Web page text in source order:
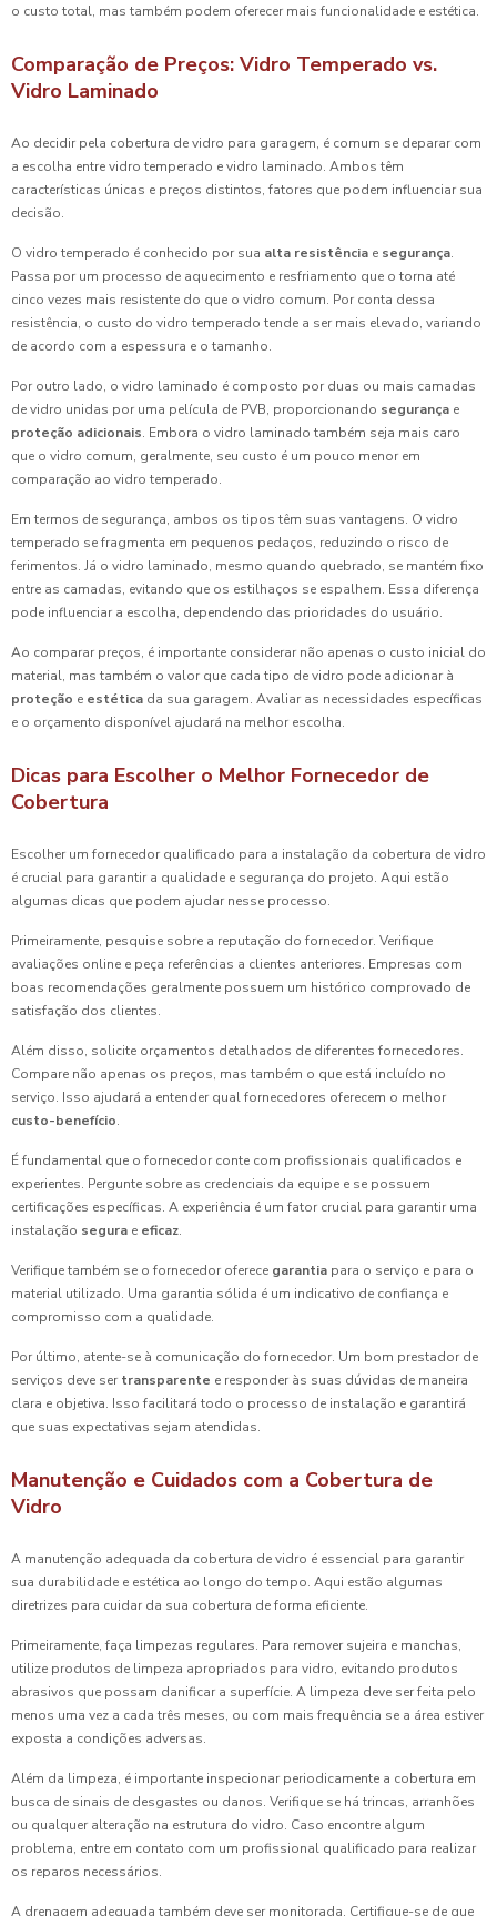
o custo total, mas também podem oferecer mais funcionalidade e estética.
Comparação de Preços: Vidro Temperado vs.
Vidro Laminado
Ao decidir pela cobertura de vidro para garagem, é comum se deparar com
a escolha entre vidro temperado e vidro laminado. Ambos têm
características únicas e preços distintos, fatores que podem influenciar sua
decisão.
O vidro temperado é conhecido por sua alta resistência e segurança.
Passa por um processo de aquecimento e resfriamento que o torna até
cinco vezes mais resistente do que o vidro comum. Por conta dessa
resistência, o custo do vidro temperado tende a ser mais elevado, variando
de acordo com a espessura e o tamanho.
Por outro lado, o vidro laminado é composto por duas ou mais camadas
de vidro unidas por uma película de PVB, proporcionando segurança e
proteção adicionais. Embora o vidro laminado também seja mais caro
que o vidro comum, geralmente, seu custo é um pouco menor em
comparação ao vidro temperado.
Em termos de segurança, ambos os tipos têm suas vantagens. O vidro
temperado se fragmenta em pequenos pedaços, reduzindo o risco de
ferimentos. Já o vidro laminado, mesmo quando quebrado, se mantém fixo
entre as camadas, evitando que os estilhaços se espalhem. Essa diferença
pode influenciar a escolha, dependendo das prioridades do usuário.
Ao comparar preços, é importante considerar não apenas o custo inicial do
material, mas também o valor que cada tipo de vidro pode adicionar à
proteção e estética da sua garagem. Avaliar as necessidades específicas
e o orçamento disponível ajudará na melhor escolha.
Dicas para Escolher o Melhor Fornecedor de
Cobertura
Escolher um fornecedor qualificado para a instalação da cobertura de vidro
é crucial para garantir a qualidade e segurança do projeto. Aqui estão
algumas dicas que podem ajudar nesse processo.
Primeiramente, pesquise sobre a reputação do fornecedor. Verifique
avaliações online e peça referências a clientes anteriores. Empresas com
boas recomendações geralmente possuem um histórico comprovado de
satisfação dos clientes.
Além disso, solicite orçamentos detalhados de diferentes fornecedores.
Compare não apenas os preços, mas também o que está incluído no
serviço. Isso ajudará a entender qual fornecedores oferecem o melhor
custo-benefício.
É fundamental que o fornecedor conte com profissionais qualificados e
experientes. Pergunte sobre as credenciais da equipe e se possuem
certificações específicas. A experiência é um fator crucial para garantir uma
instalação segura e eficaz.
Verifique também se o fornecedor oferece garantia para o serviço e para o
material utilizado. Uma garantia sólida é um indicativo de confiança e
compromisso com a qualidade.
Por último, atente-se à comunicação do fornecedor. Um bom prestador de
serviços deve ser transparente e responder às suas dúvidas de maneira
clara e objetiva. Isso facilitará todo o processo de instalação e garantirá
que suas expectativas sejam atendidas.
Manutenção e Cuidados com a Cobertura de
Vidro
A manutenção adequada da cobertura de vidro é essencial para garantir
sua durabilidade e estética ao longo do tempo. Aqui estão algumas
diretrizes para cuidar da sua cobertura de forma eficiente.
Primeiramente, faça limpezas regulares. Para remover sujeira e manchas,
utilize produtos de limpeza apropriados para vidro, evitando produtos
abrasivos que possam danificar a superfície. A limpeza deve ser feita pelo
menos uma vez a cada três meses, ou com mais frequência se a área estiver
exposta a condições adversas.
Além da limpeza, é importante inspecionar periodicamente a cobertura em
busca de sinais de desgastes ou danos. Verifique se há trincas, arranhões
ou qualquer alteração na estrutura do vidro. Caso encontre algum
problema, entre em contato com um profissional qualificado para realizar
os reparos necessários.
A drenagem adequada também deve ser monitorada. Certifique-se de que